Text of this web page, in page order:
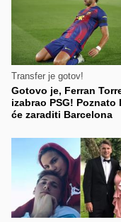
Transfer je gotov!
Gotovo je, Ferran
izabrao PSG! Poznato
će zaraditi Barcelona